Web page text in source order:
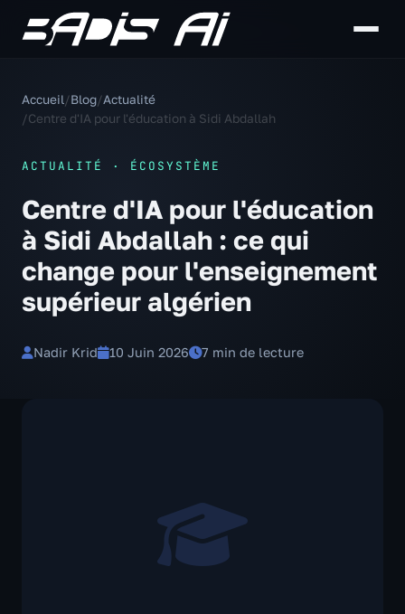
Accueil/Blog/Actualité
/Centre d'IA pour l'éducation à Sidi Abdallah
ACTUALITÉ · ÉCOSYSTÈME
Centre d'IA pour l'éducation
à Sidi Abdallah : ce qui
change pour l'enseignement
supérieur algérien
Nadir Krid 10 Juin 2026 7 min de lecture